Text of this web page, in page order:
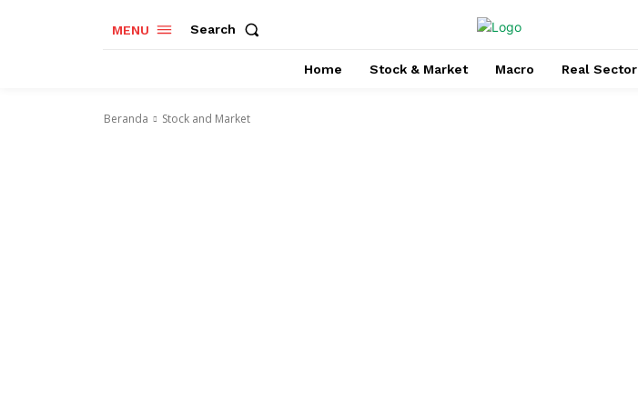
MENU Search
Home Stock & Market Macro Real Sector
Beranda Stock and Market